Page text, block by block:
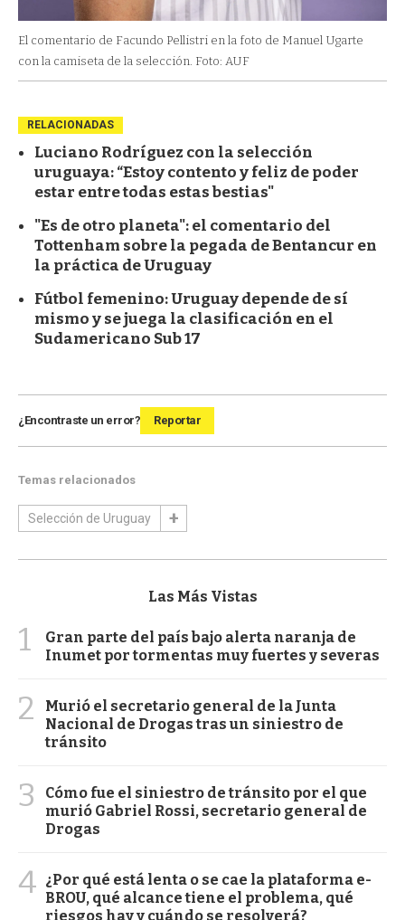
El comentario de Facundo Pellistri en la foto de Manuel Ugarte
con la camiseta de la selección. Foto: AUF
RELACIONADAS
Luciano Rodríguez con la selección
uruguaya: “Estoy contento y feliz de poder
estar entre todas estas bestias"
"Es de otro planeta": el comentario del
Tottenham sobre la pegada de Bentancur en
la práctica de Uruguay
Fútbol femenino: Uruguay depende de sí
mismo y se juega la clasificación en el
Sudamericano Sub 17
¿Encontraste un error? Reportar
Temas relacionados
Selección de Uruguay
Las Más Vistas
1
Gran parte del país bajo alerta naranja de
Inumet por tormentas muy fuertes y severas
2
Murió el secretario general de la Junta
Nacional de Drogas tras un siniestro de
tránsito
3
Cómo fue el siniestro de tránsito por el que
murió Gabriel Rossi, secretario general de
Drogas
4 ¿Por qué está lenta o se cae la plataforma e-
BROU, qué alcance tiene el problema, qué
riesgos hay y cuándo se resolverá?